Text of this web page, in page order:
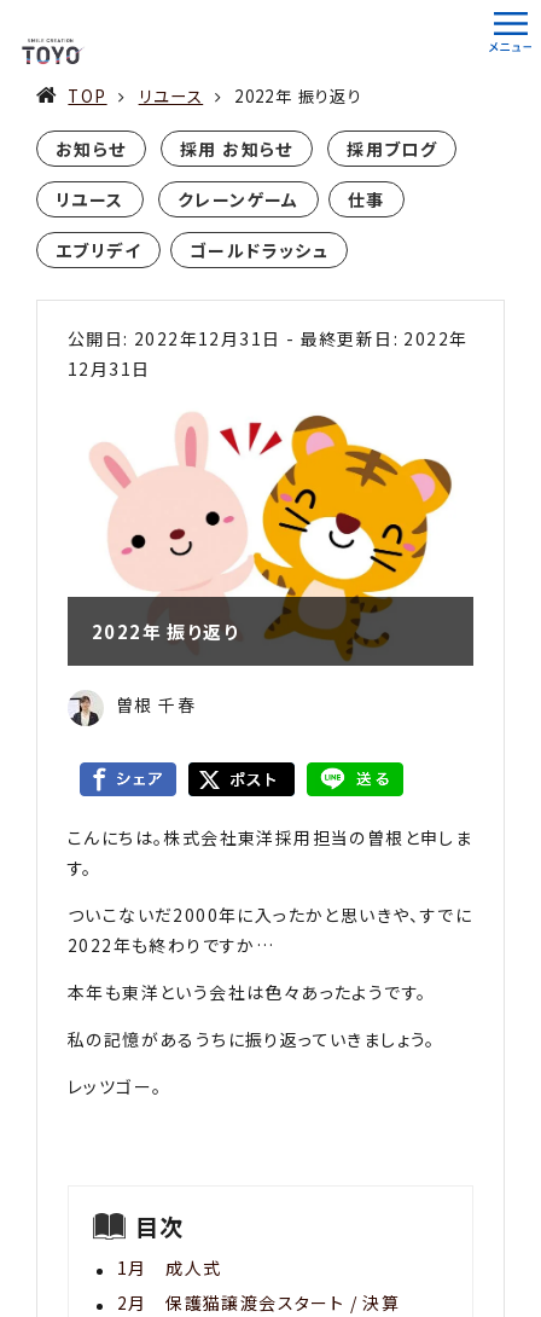
TOP リユース 2022年 振り返り
お知らせ 採用 お知らせ 採用ブログ
リユース クレーンゲーム 仕事
エブリデイ ゴールドラッシュ
公開日: 2022年12月31日 - 最終更新日: 2022年
12月31日
2022年 振り返り
曽根 千春
こんにちは。株式会社東洋採用担当の曽根と申しま
す。
ついこないだ2000年に入ったかと思いきや、すでに
2022年も終わりですか…
本年も東洋という会社は色々あったようです。
私の記憶があるうちに振り返っていきましょう。
レッツゴー。
目次
1月 成人式
2月 保護猫譲渡会スタート / 決算